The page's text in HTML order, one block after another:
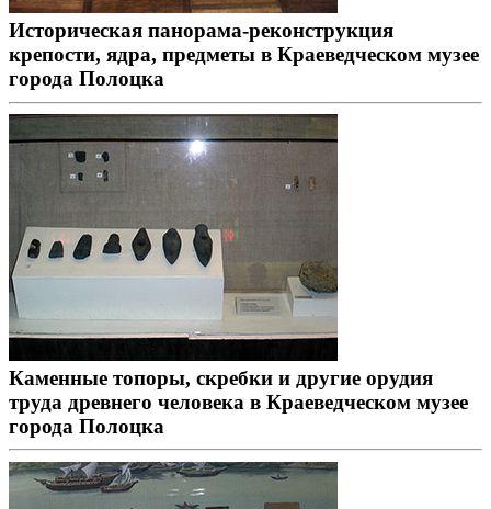
Историческая панорама-реконструкция
крепости, ядра, предметы в Краеведческом музее
города Полоцка
Каменные топоры, скребки и другие орудия
труда древнего человека в Краеведческом музее
города Полоцка